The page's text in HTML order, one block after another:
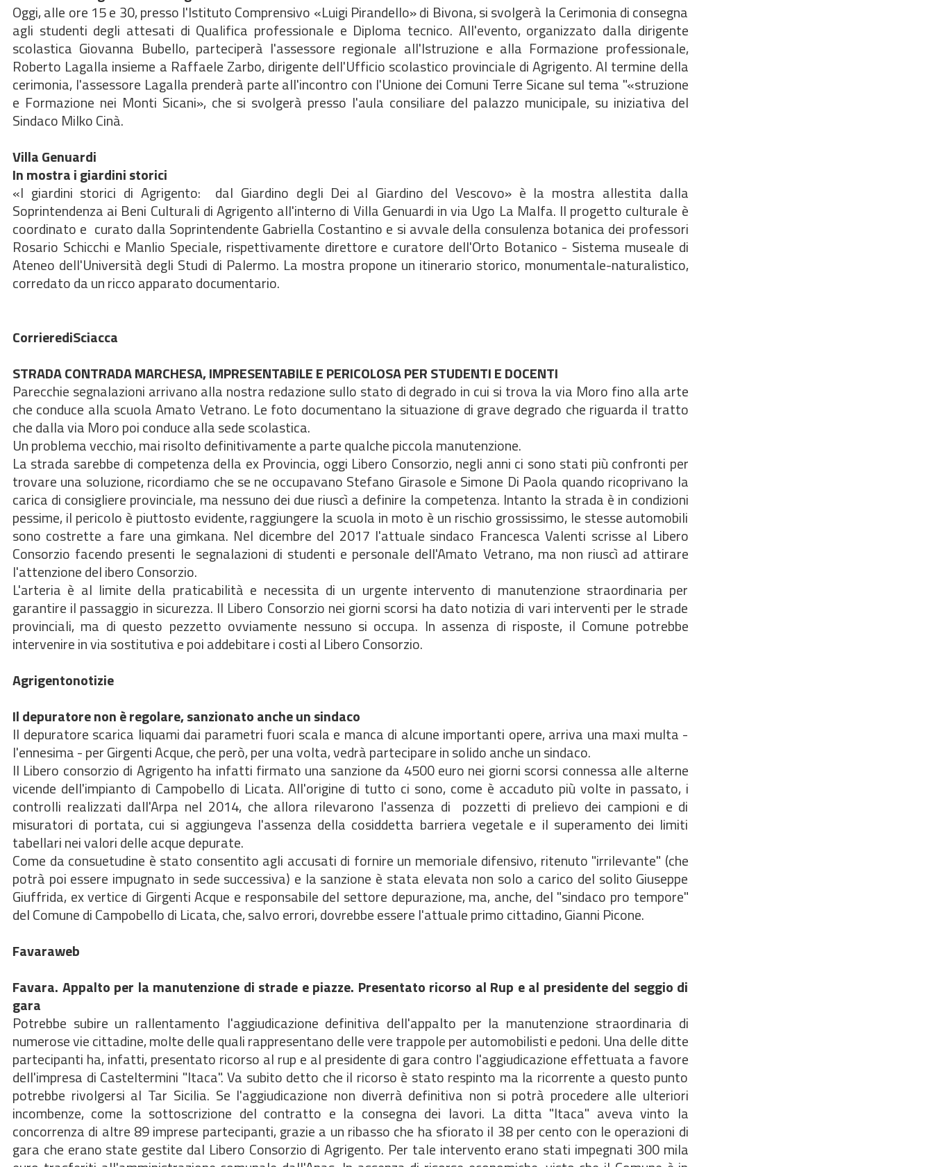
Oggi, alle ore 15 e 30, presso l'Istituto Comprensivo «Luigi Pirandello» di Bivona, si svolgerà la Cerimonia di consegna
agli studenti degli attesati di Qualifica professionale e Diploma tecnico. All'evento, organizzato dalla dirigente
scolastica Giovanna Bubello, parteciperà l'assessore regionale all'Istruzione e alla Formazione professionale,
Roberto Lagalla insieme a Raffaele Zarbo, dirigente dell'Ufficio scolastico provinciale di Agrigento. Al termine della
cerimonia, l'assessore Lagalla prenderà parte all'incontro con l'Unione dei Comuni Terre Sicane sul tema "«struzione
e Formazione nei Monti Sicani», che si svolgerà presso l'aula consiliare del palazzo municipale, su iniziativa del
Sindaco Milko Cinà.
Villa Genuardi
In mostra i giardini storici
«I giardini storici di Agrigento: dal Giardino degli Dei al Giardino del Vescovo» è la mostra allestita dalla
Soprintendenza ai Beni Culturali di Agrigento all'interno di Villa Genuardi in via Ugo La Malfa. Il progetto culturale è
coordinato e curato dalla Soprintendente Gabriella Costantino e si avvale della consulenza botanica dei professori
Rosario Schicchi e Manlio Speciale, rispettivamente direttore e curatore dell'Orto Botanico - Sistema museale di
Ateneo dell'Università degli Studi di Palermo. La mostra propone un itinerario storico, monumentale-naturalistico,
corredato da un ricco apparato documentario.
CorrierediSciacca
STRADA CONTRADA MARCHESA, IMPRESENTABILE E PERICOLOSA PER STUDENTI E DOCENTI
Parecchie segnalazioni arrivano alla nostra redazione sullo stato di degrado in cui si trova la via Moro fino alla arte
che conduce alla scuola Amato Vetrano. Le foto documentano la situazione di grave degrado che riguarda il tratto
che dalla via Moro poi conduce alla sede scolastica.
Un problema vecchio, mai risolto definitivamente a parte qualche piccola manutenzione.
La strada sarebbe di competenza della ex Provincia, oggi Libero Consorzio, negli anni ci sono stati più confronti per
trovare una soluzione, ricordiamo che se ne occupavano Stefano Girasole e Simone Di Paola quando ricoprivano la
carica di consigliere provinciale, ma nessuno dei due riuscì a definire la competenza. Intanto la strada è in condizioni
pessime, il pericolo è piuttosto evidente, raggiungere la scuola in moto è un rischio grossissimo, le stesse automobili
sono costrette a fare una gimkana. Nel dicembre del 2017 l'attuale sindaco Francesca Valenti scrisse al Libero
Consorzio facendo presenti le segnalazioni di studenti e personale dell'Amato Vetrano, ma non riuscì ad attirare
l'attenzione del ibero Consorzio.
L'arteria è al limite della praticabilità e necessita di un urgente intervento di manutenzione straordinaria per
garantire il passaggio in sicurezza. Il Libero Consorzio nei giorni scorsi ha dato notizia di vari interventi per le strade
provinciali, ma di questo pezzetto ovviamente nessuno si occupa. In assenza di risposte, il Comune potrebbe
intervenire in via sostitutiva e poi addebitare i costi al Libero Consorzio.
Agrigentonotizie
Il depuratore non è regolare, sanzionato anche un sindaco
Il depuratore scarica liquami dai parametri fuori scala e manca di alcune importanti opere, arriva una maxi multa -
l'ennesima - per Girgenti Acque, che però, per una volta, vedrà partecipare in solido anche un sindaco.
Il Libero consorzio di Agrigento ha infatti firmato una sanzione da 4500 euro nei giorni scorsi connessa alle alterne
vicende dell'impianto di Campobello di Licata. All'origine di tutto ci sono, come è accaduto più volte in passato, i
controlli realizzati dall'Arpa nel 2014, che allora rilevarono l'assenza di pozzetti di prelievo dei campioni e di
misuratori di portata, cui si aggiungeva l'assenza della cosiddetta barriera vegetale e il superamento dei limiti
tabellari nei valori delle acque depurate.
Come da consuetudine è stato consentito agli accusati di fornire un memoriale difensivo, ritenuto "irrilevante" (che
potrà poi essere impugnato in sede successiva) e la sanzione è stata elevata non solo a carico del solito Giuseppe
Giuffrida, ex vertice di Girgenti Acque e responsabile del settore depurazione, ma, anche, del "sindaco pro tempore"
del Comune di Campobello di Licata, che, salvo errori, dovrebbe essere l'attuale primo cittadino, Gianni Picone.
Favaraweb
Favara. Appalto per la manutenzione di strade e piazze. Presentato ricorso al Rup e al presidente del seggio di
gara
Potrebbe subire un rallentamento l'aggiudicazione definitiva dell'appalto per la manutenzione straordinaria di
numerose vie cittadine, molte delle quali rappresentano delle vere trappole per automobilisti e pedoni. Una delle ditte
partecipanti ha, infatti, presentato ricorso al rup e al presidente di gara contro l'aggiudicazione effettuata a favore
dell'impresa di Casteltermini "Itaca". Va subito detto che il ricorso è stato respinto ma la ricorrente a questo punto
potrebbe rivolgersi al Tar Sicilia. Se l'aggiudicazione non diverrà definitiva non si potrà procedere alle ulteriori
incombenze, come la sottoscrizione del contratto e la consegna dei lavori. La ditta "Itaca" aveva vinto la
concorrenza di altre 89 imprese partecipanti, grazie a un ribasso che ha sfiorato il 38 per cento con le operazioni di
gara che erano state gestite dal Libero Consorzio di Agrigento. Per tale intervento erano stati impegnati 300 mila